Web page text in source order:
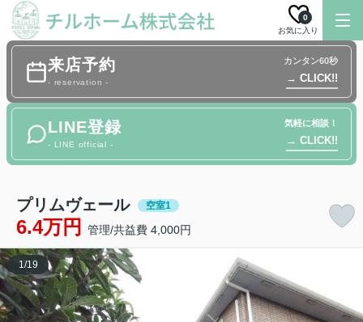
お気に入り
0
来店予約
- reservation -
カンタン60秒
→ CLICK!!
LINE登録
- LINE official -
気軽に相談！
→ CLICK!!
プリムヴェール 空室1
6.4万円 管理/共益費 4,000円
1/19